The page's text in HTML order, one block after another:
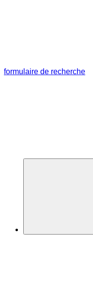
formulaire de recherche